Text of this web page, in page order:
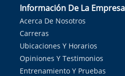
Información De La Empresa
Acerca De Nosotros
Carreras
Ubicaciones Y Horarios
Opiniones Y Testimonios
Entrenamiento Y Pruebas